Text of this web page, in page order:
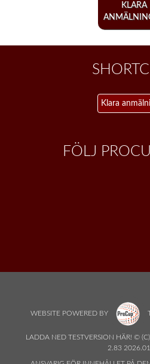
KLARA
Klara
FÖLJ
WEBSITE POWERED BY
LADDA NED TESTVERSION HÄR! ©
2.83